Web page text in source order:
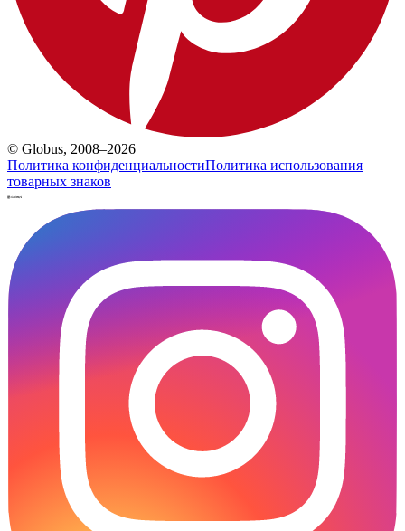
© Globus, 2008–2026
Политика конфиденциальностиПолитика использования
товарных знаков